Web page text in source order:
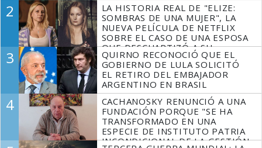
2
LA HISTORIA REAL DE "ELIZE:
SOMBRAS DE UNA MUJER", LA
NUEVA PELÍCULA DE NETFLIX
SOBRE EL CASO DE UNA ESPOSA
QUE DESCUARTIZÓ A SU
MARIDO
3
QUIRNO RECONOCIÓ QUE EL
GOBIERNO DE LULA SOLICITÓ
EL RETIRO DEL EMBAJADOR
ARGENTINO EN BRASIL
4
CACHANOSKY RENUNCIÓ A UNA
FUNDACIÓN PORQUE "SE HA
TRANSFORMADO EN UNA
ESPECIE DE INSTITUTO PATRIA
INCONDICIONAL DE LA GESTIÓN